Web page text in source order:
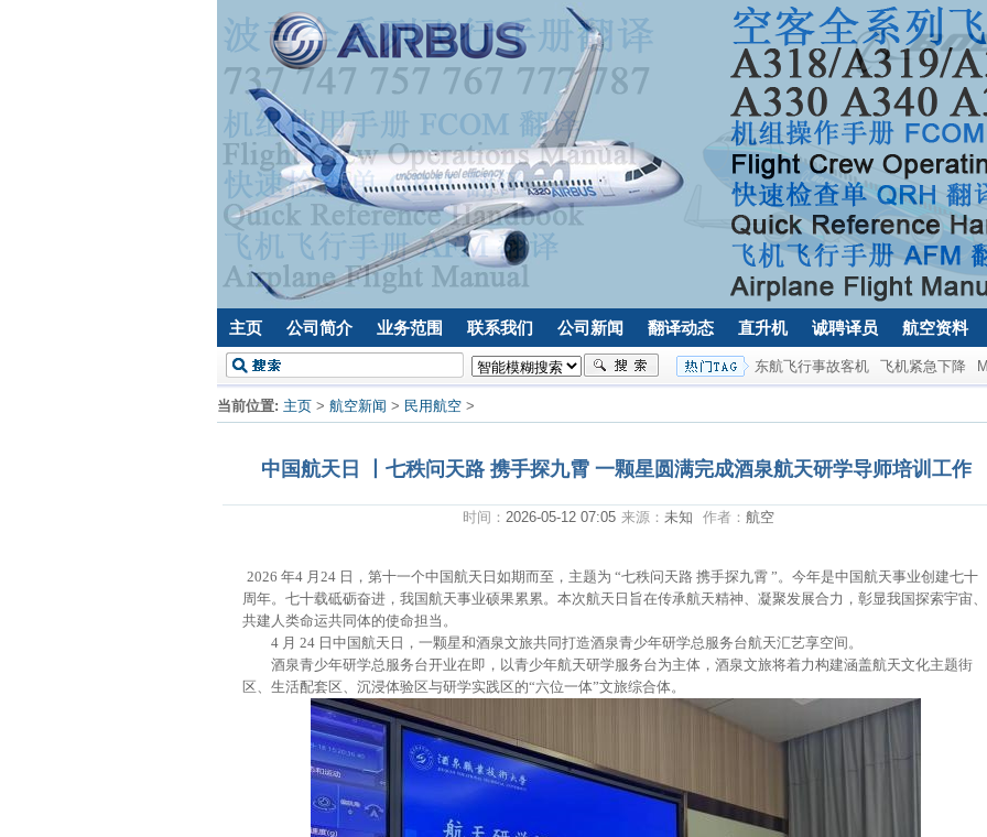
主页 公司简介 业务范围 联系我们 公司新闻 翻译动态 直升机 诚聘译员 航空资料
东航飞行事故客机 飞机紧急下降
当前位置: 主页 > 航空新闻 > 民用航空 >
中国航天日 丨七秩问天路 携手探九霄 一颗星圆满完成酒泉航天研学导师培训工作
时间： 2026-05-12 07:05 来源： 未知 作者： 航空
2026 年4 月24 日，第十一个中国航天日如期而至，主题为 “七秩问天路 携手探九霄 ”。今年是中国航天事业创建七十
周年。七十载砥砺奋进，我国航天事业硕果累累。本次航天日旨在传承航天精神、凝聚发展合力，彰显我国探索宇宙、
共建人类命运共同体的使命担当。
4 月 24 日中国航天日，一颗星和酒泉文旅共同打造酒泉青少年研学总服务台航天汇艺享空间。
酒泉青少年研学总服务台开业在即，以青少年航天研学服务台为主体，酒泉文旅将着力构建涵盖航天文化主题街
区、生活配套区、沉浸体验区与研学实践区的“六位一体”文旅综合体。